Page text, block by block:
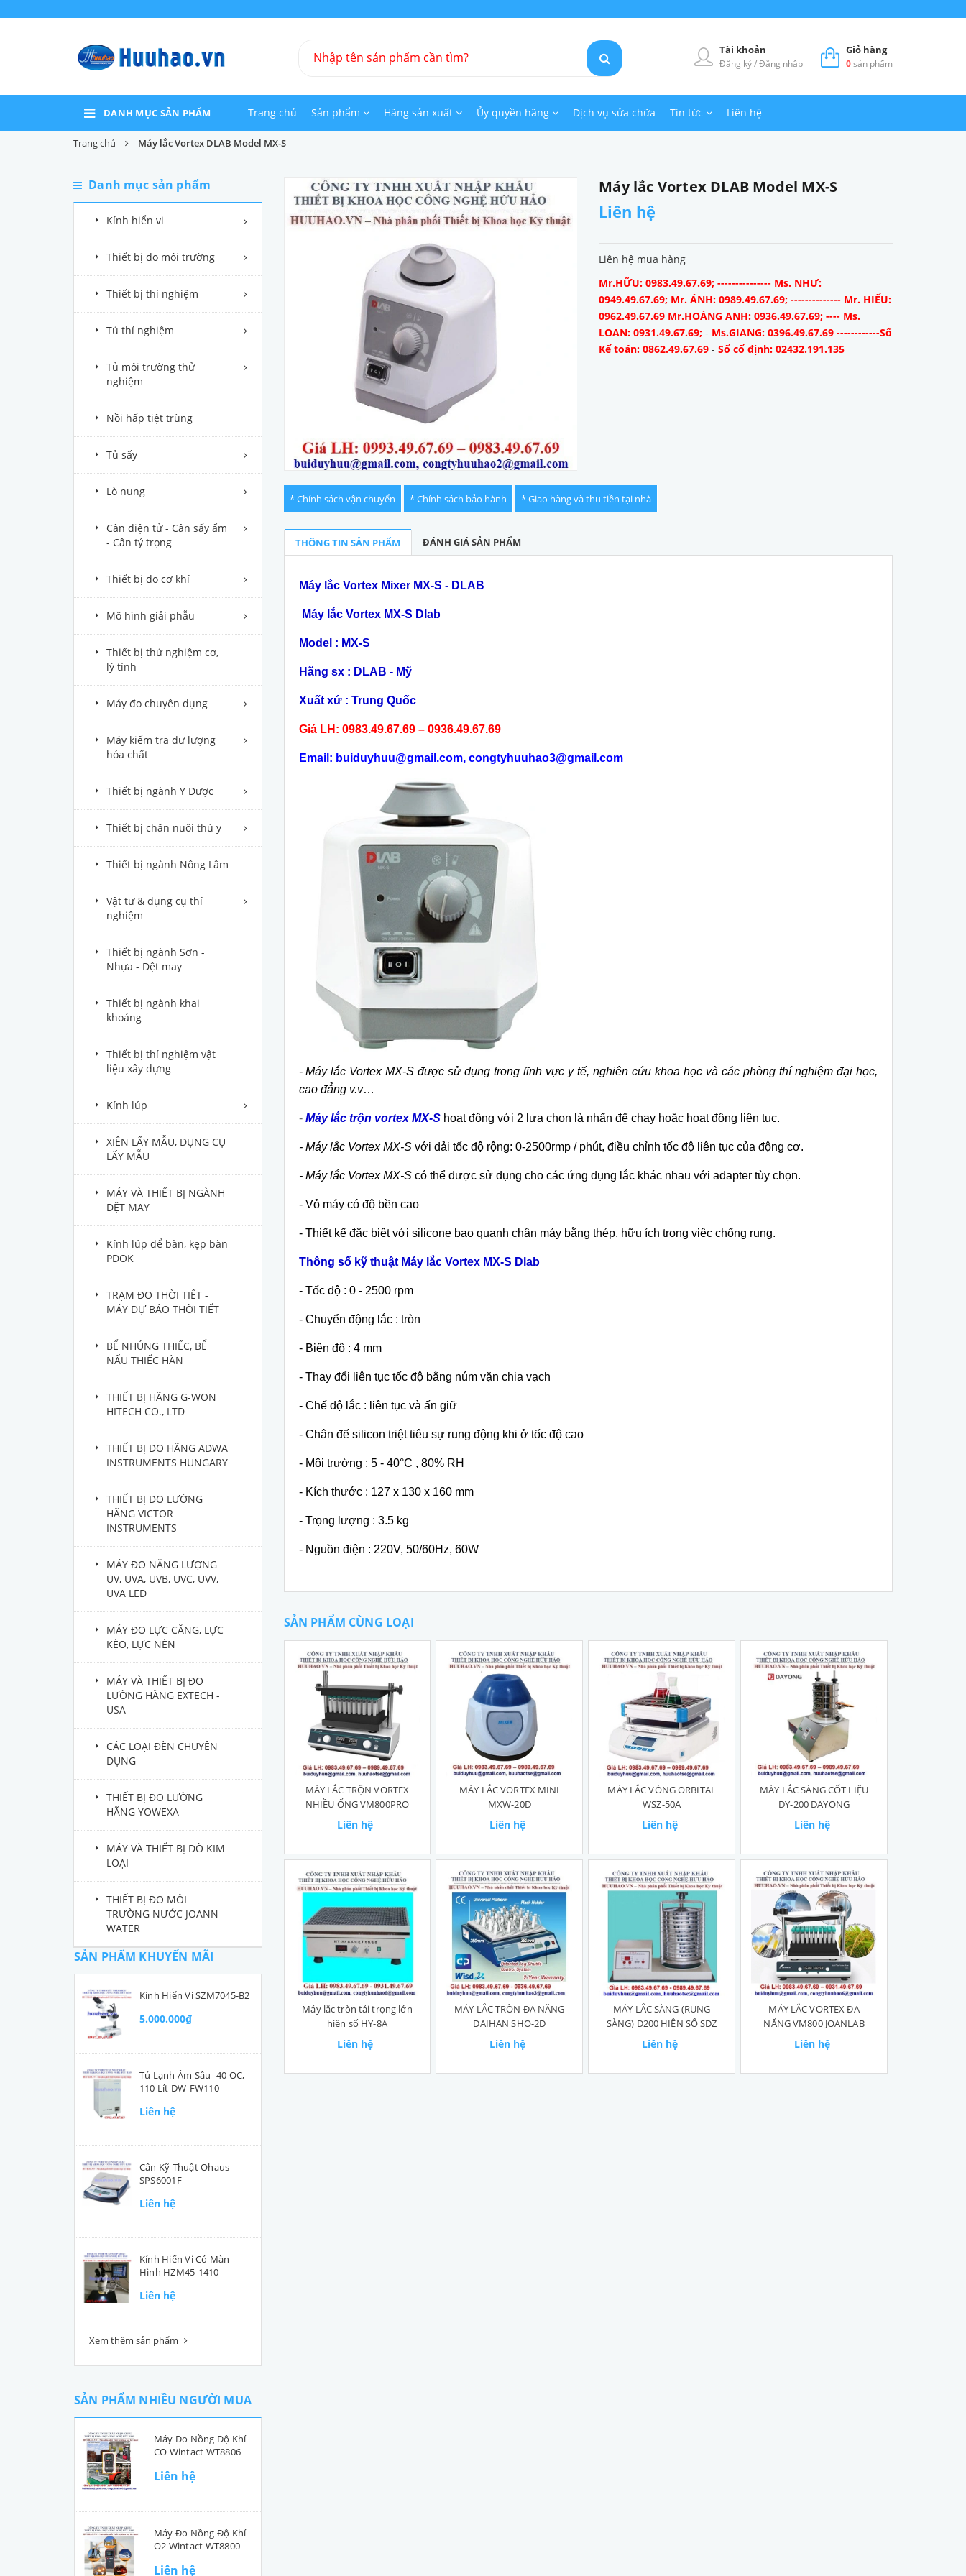
Giỏ hàng
0sản phẩm
Tài khoản
Đăng ký/Đăng nhập
DANH MỤC SẢN PHẨM Trang chủ Sản phẩm Hãng sản xuất Ủy quyền hãng Dịch vụ sửa chữa Tin tức Liên hệ
Trang chủ Máy lắc Vortex DLAB Model MX-S
Danh mục sản phẩm
Kính hiển vi
Thiết bị đo môi trường
Thiết bị thí nghiệm
Tủ thí nghiệm
Tủ môi trường thử
nghiệm
Nồi hấp tiệt trùng
Tủ sấy
Lò nung
Cân điện tử - Cân sấy ẩm
- Cân tỷ trọng
Thiết bị đo cơ khí
Mô hình giải phẫu
Thiết bị thử nghiệm cơ,
lý tính
Máy đo chuyên dụng
Máy kiểm tra dư lượng
hóa chất
Thiết bị ngành Y Dược
Thiết bị chăn nuôi thú y
Thiết bị ngành Nông Lâm
Vật tư & dụng cụ thí
nghiệm
Thiết bị ngành Sơn -
Nhựa - Dệt may
Thiết bị ngành khai
khoáng
Thiết bị thí nghiệm vật
liệu xây dựng
Kính lúp
XIÊN LẤY MẪU, DỤNG CỤ
LẤY MẪU
MÁY VÀ THIẾT BỊ NGÀNH
DỆT MAY
Kính lúp để bàn, kẹp bàn
PDOK
TRẠM ĐO THỜI TIẾT -
MÁY DỰ BÁO THỜI TIẾT
BỂ NHÚNG THIẾC, BỂ
NẤU THIẾC HÀN
THIẾT BỊ HÃNG G-WON
HITECH CO., LTD
THIẾT BỊ ĐO HÃNG ADWA
INSTRUMENTS HUNGARY
THIẾT BỊ ĐO LƯỜNG
HÃNG VICTOR
INSTRUMENTS
MÁY ĐO NĂNG LƯỢNG
UV, UVA, UVB, UVC, UVV,
UVA LED
MÁY ĐO LỰC CĂNG, LỰC
KÉO, LỰC NÉN
MÁY VÀ THIẾT BỊ ĐO
LƯỜNG HÃNG EXTECH -
USA
CÁC LOẠI ĐÈN CHUYÊN
DỤNG
THIẾT BỊ ĐO LƯỜNG
HÃNG YOWEXA
MÁY VÀ THIẾT BỊ DÒ KIM
LOẠI
THIẾT BỊ ĐO MÔI
TRƯỜNG NƯỚC JOANN
WATER
SẢN PHẨM KHUYẾN MÃI
Kính Hiển Vi SZM7045-B2
5.000.000₫
Tủ Lạnh Âm Sâu -40 OC,
110 Lít DW-FW110
Liên hệ
Cân Kỹ Thuật Ohaus
SPS6001F
Liên hệ
Kính Hiển Vi Có Màn
Hình HZM45-1410
Liên hệ
Xem thêm sản phẩm
SẢN PHẨM NHIỀU NGƯỜI MUA
Máy Đo Nồng Độ Khí
CO Wintact WT8806
Liên hệ
Máy Đo Nồng Độ Khí
O2 Wintact WT8800
Liên hệ
Máy lắc Vortex DLAB Model MX-S
Liên hệ
Liên hệ mua hàng
Mr.HỮU: 0983.49.67.69; --------------- Ms. NHƯ:
0949.49.67.69; Mr. ÁNH: 0989.49.67.69; -------------- Mr. HIẾU:
0962.49.67.69 Mr.HOÀNG ANH: 0936.49.67.69; ---- Ms.
LOAN: 0931.49.67.69; - Ms.GIANG: 0396.49.67.69 ------------Số
Kế toán: 0862.49.67.69 -Số cố định: 02432.191.135
* Chính sách vận chuyển * Chính sách bảo hành * Giao hàng và thu tiền tại nhà
THÔNG TIN SẢN PHẨM ĐÁNH GIÁ SẢN PHẨM
Máy lắc Vortex Mixer MX-S - DLAB
Máy lắc Vortex MX-S Dlab
Model : MX-S
Hãng sx : DLAB - Mỹ
Xuất xứ : Trung Quốc
Giá LH: 0983.49.67.69 – 0936.49.67.69
Email: buiduyhuu@gmail.com, congtyhuuhao3@gmail.com
- Máy lắc Vortex MX-S được sử dụng trong lĩnh vực y tế, nghiên cứu khoa học và các phòng thí nghiệm đại học,
cao đẳng v.v…
- Máy lắc trộn vortex MX-S hoạt động với 2 lựa chọn là nhấn để chạy hoặc hoạt động liên tục.
- Máy lắc Vortex MX-Svới dải tốc độ rộng: 0-2500rmp / phút, điều chỉnh tốc độ liên tục của động cơ.
- Máy lắc Vortex MX-Scó thể được sử dụng cho các ứng dụng lắc khác nhau với adapter tùy chọn.
- Vỏ máy có độ bền cao
- Thiết kế đặc biệt với silicone bao quanh chân máy bằng thép, hữu ích trong việc chống rung.
Thông số kỹ thuật Máy lắc Vortex MX-S Dlab
- Tốc độ : 0 - 2500 rpm
- Chuyển động lắc : tròn
- Biên độ : 4 mm
- Thay đổi liên tục tốc độ bằng núm vặn chia vạch
- Chế độ lắc : liên tục và ấn giữ
- Chân đế silicon triệt tiêu sự rung động khi ở tốc độ cao
- Môi trường : 5 - 40°C , 80% RH
- Kích thước : 127 x 130 x 160 mm
- Trọng lượng : 3.5 kg
- Nguồn điện : 220V, 50/60Hz, 60W
SẢN PHẨM CÙNG LOẠI
MÁY LẮC TRỘN VORTEX
NHIỀU ỐNG VM800PRO
Liên hệ
MÁY LẮC VORTEX MINI
MXW-20D
Liên hệ
MÁY LẮC VÒNG ORBITAL
WSZ-50A
Liên hệ
MÁY LẮC SÀNG CỐT LIỆU
DY-200 DAYONG
Liên hệ
Máy lắc tròn tải trọng lớn
hiện số HY-8A
Liên hệ
MÁY LẮC TRÒN ĐA NĂNG
DAIHAN SHO-2D
Liên hệ
MÁY LẮC SÀNG (RUNG
SÀNG) D200 HIỆN SỐ SDZ
Liên hệ
​​​​​​​MÁY LẮC VORTEX ĐA
NĂNG VM800 JOANLAB
Liên hệ